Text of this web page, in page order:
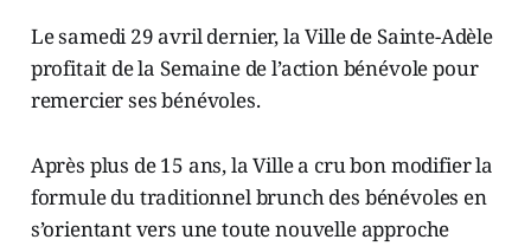
Le samedi 29 avril dernier, la Ville de Sainte-Adèle
profitait de la Semaine de l’action bénévole pour
remercier ses bénévoles.
Après plus de 15 ans, la Ville a cru bon modifier la
formule du traditionnel brunch des bénévoles en
s’orientant vers une toute nouvelle approche